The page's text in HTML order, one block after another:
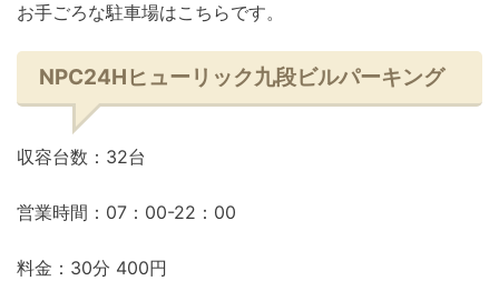
お手ごろな駐車場はこちらです。
NPC24Hヒューリック九段ビルパーキング
収容台数：32台
営業時間：07：00-22：00
料金：30分 400円